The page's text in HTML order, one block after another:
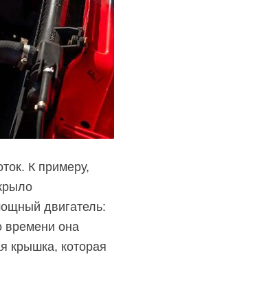
К примеру,
двигатель:
времени она
крышка, которая